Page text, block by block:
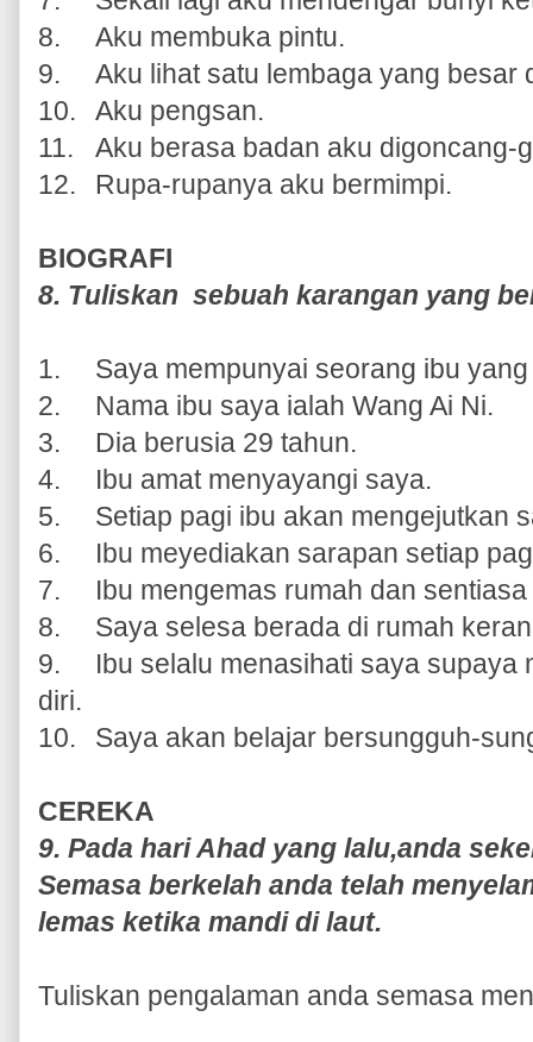
8.
Aku membuka pintu.
9.
Aku lihat satu lembaga yang besar
10.
Aku pengsan.
11.
Aku berasa badan aku digoncang-
12.
Rupa-rupanya aku bermimpi.
BIOGRAFI
8. Tuliskan sebuah karangan yang
1.
Saya mempunyai seorang ibu
2.
Nama ibu saya ialah Wang Ai Ni.
3.
Dia berusia 29 tahun.
4.
Ibu amat menyayangi saya.
5.
Setiap pagi ibu akan mengejutkan
6.
Ibu meyediakan sarapan setiap
7.
Ibu mengemas rumah dan
8.
Saya selesa berada di rumah
9.
Ibu selalu menasihati saya
diri.
10.
Saya akan belajar bersungguh-
CEREKA
9. Pada hari Ahad yang lalu,anda
Semasa berkelah anda telah
lemas ketika mandi di laut.
Tuliskan pengalaman anda semasa